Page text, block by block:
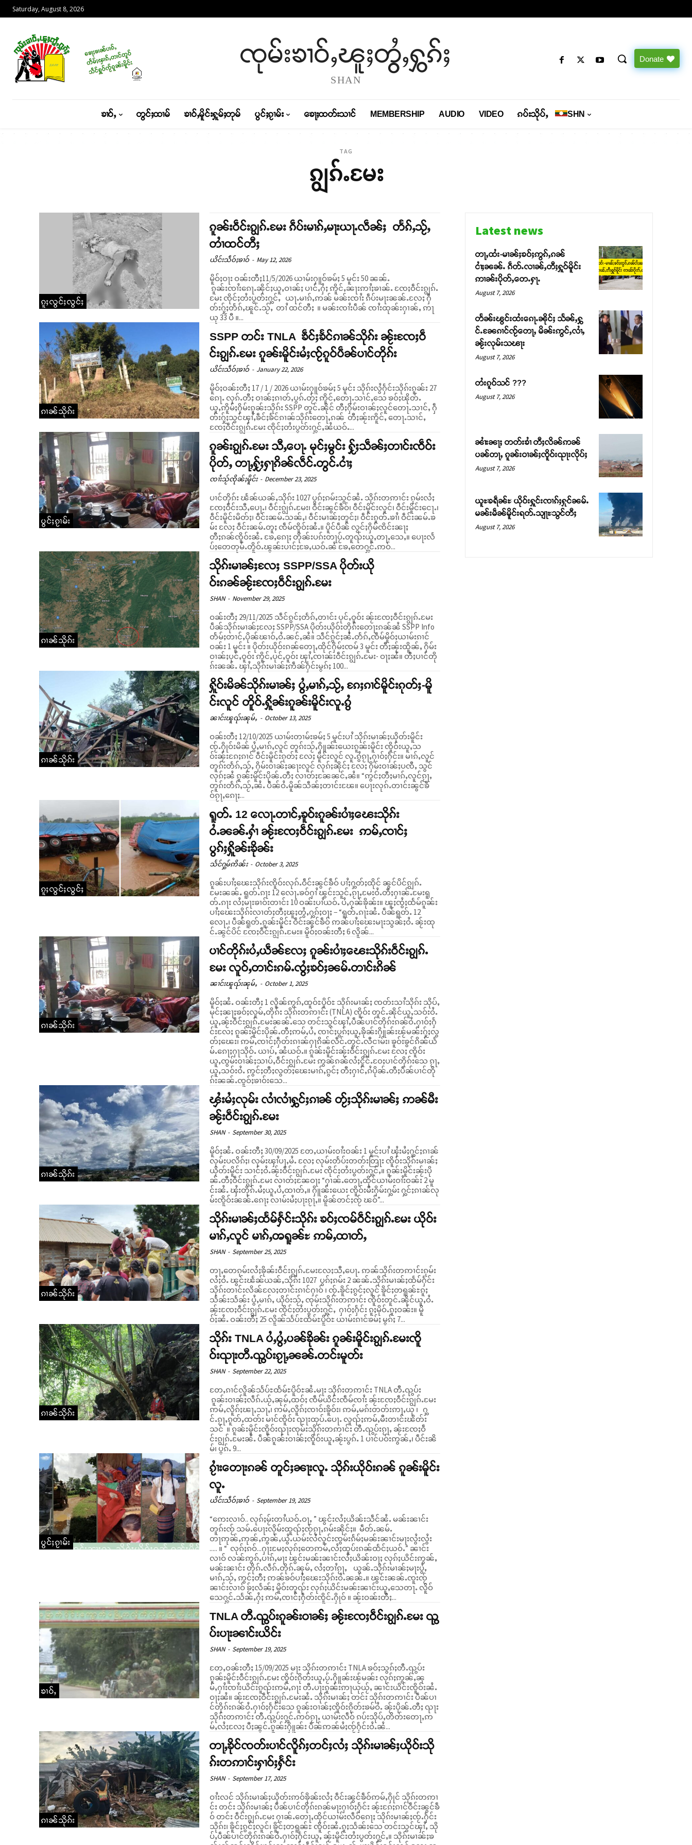
Saturday, August 8, 2026
ၸုမ်းၶၢဝ်ႇၽူႈတွႆႇႁွၵ်ႈ
SHAN
Donate
ၶၢဝ်ႇ တွင်ႈထၢမ် ၶၢဝ်ႇမိူင်းႁူမ်ႈတုမ် ပွင်ႈၵႂၢမ်း ၶေႃႈထတ်းသၢင် MEMBERSHIP AUDIO VIDEO ၵပ်းသိုပ်ႇ SHN
TAG
ၵျွၵ်ႉမႄး
ၵူႈလွင်ႈလွင်ႈ
ၵူၼ်းဝဵင်းၵျွၵ်ႉမႄး ၵဵပ်းမၢၵ်ႇမႃးယႃႉလဵၼ်ႈ တႅၵ်ႇသႂ်ႇ
တၢႆထင်တီႈ
ယိင်းသဵဝ်ႈၶၢဝ် - May 12, 2026
မိူဝ်ႈဝႃး ဝၼ်းတီႈ11/5/2026 ယၢမ်းႁူဝ်ၶမ်ႈ 5 မူင်း 50 ၼၼ်ႉ
ၵူၼ်းၸၢႆးၵေႃႉၼိုင်ႈယူႇဝၢၼ်ႈ ပၢင်ႇႁႆႈ ဢိူင်ႇၼႃးဢၢႆႈၶၢၼ်ႉ ၸႄႈဝဵင်းၵျွၵ်ႉ
မႄး ၸိုင်ႈတႆးပွတ်းႁွင်ႇ ယႃႉမၢၵ်ႇဢၼ် မၼ်းၸၢႆး ၵဵပ်းမႃးၼၼ်ႉလႄႈ ႁဵ
တ်းႁႂ်ႈတႅၵ်ႇၽူင်ႉသႂ်ႇ တၢႆ ထင်တီႈ ။ မၼ်းၸၢႆးပဵၼ် ၸၢႆးထုၼ်းႁၢၼ်ႇ ဢႃ
ယု 33 ပီ ။...
ၵၢၼ်သိုၵ်း
SSPP တင်း TNLA ၶဵင်ႈၶႅင်ၵၢၼ်သိုၵ်း ၼႂ်းၸႄႈဝဵ
င်းၵျွၵ်ႉမႄး ၵူၼ်းမိူင်းမႆႈၸႂ်ၵူဝ်ပဵၼ်ပၢင်တိုၵ်း
ယိင်းသဵဝ်ႈၶၢဝ် - January 22, 2026
မိူဝ်ႈဝၼ်းတီႈ 17 / 1 / 2026 ယၢမ်းႁူဝ်ၶမ်ႈ 5 မူင်း သိုၵ်းလွႆႁႅင်းသိုၵ်းၵူၼ်း 27
ၵေႃႉ လုၵ်ႉတီႈ ဝၢၼ်ႈၵၢတ်ႇပွၵ်ႉတႂ်ႈ ဢိူင်ႇတေႃႉသၢင်ႇသေ ၶဝ်ႈၽိုတ်ႉ
ယူႇဢိူမ်ႈႁိမ်းၵူၼ်းသိုၵ်း SSPP တူင်ႉၼိုင် တီႈႁိမ်းဝၢၼ်ႈလူင်တေႃႉသၢင်ႇ ႁဵ
တ်းႁႂ်ႈသွင်ၾၢႆႇၶဵင်ႈၶႅင်ၵၢၼ်သိုၵ်းတေႃႇၵၼ် တီႈၼႂ်းဢိူင်ႇ တေႃႉသၢင်ႇ
ၸႄႈဝဵင်းၵျွၵ်ႉမႄး ၸိုင်ႈတႆးပွတ်းႁွင်ႇၼႆယဝ်ႉ...
ပွင်ႈၵႂၢမ်း
ၵူၼ်းၵျွၵ်ႉမႄး သီႇပေႃႉ မုင်ႈမွင်း ႁႂ်ႈသဵၼ်ႈတၢင်းၸဵဝ်း
ပိုတ်ႇ တႃႇႁႂ်ႈႁႃၵိၼ်လဵင်ႉတွင်ႉငၢႆႈ
ၸၢႆးသႂ်ၸိုၼ်ႈမိူင်း - December 23, 2025
ပၢင်တိုၵ်း ၽႅၼ်ယၼ်ႇသိုၵ်း 1027 ပွၵ်ႈၵမ်းသွင်ၼႆႉ သိုၵ်းတဢၢင်း ၵုမ်းလႆႈ
ၸႄႈဝဵင်းသီႇပေႃႉ၊ ဝဵင်းၵျွၵ်ႉမႄး၊ ဝဵင်းၼွင်ၶဵဝ်၊ ဝဵင်းမိူင်းလူင်၊ ဝဵင်းမိူင်းငေႃႉ၊
ဝဵင်းမိူင်းမိတ်ႈ၊ ဝဵင်းၼမ်ႉသၼ်ႇ၊ ဝဵင်းမၢၼ်ႈတူင်ႈ၊ ဝဵင်းၵူတ်ႉၶၢႆ၊ ဝဵင်းၼမ်ႉၶ
မ်း လႄႈ ဝဵင်းၼမ်ႉတူႈ ၸဵမ်ၸိူဝ်းၼႆႉ။ ပိူင်ပဵၼ် လွင်ႈႁိမ်ၸိင်းၼႃႈ
တီႈၵၼ်ၸိူဝ်းၼႆႉ ၶႄႇၵေႃႈ တိုၼ်းပၵ်းတႃပႂ်ႉတူၺ်းယူႇတႃႇသေႇ။ ပေႃးလႅ
ပ်ႈတေတုမ်ႉတိူဝ်ႉၽွၼ်းပၢင်ႈၶႄႇယဝ်ႉၼႆ ၶႄႇတေႁွင်ႉဢဝ်...
ၵၢၼ်သိုၵ်း
သိုၵ်းမၢၼ်ႈလႄႈ SSPP/SSA ပိုတ်းယို
ဝ်းၵၼ်ၼႂ်းၸႄႈဝဵင်းၵျွၵ်ႉမႄး
SHAN - November 29, 2025
ဝၼ်းတီႈ 29/11/2025 သဵင်ၵွင်ႈတႅၵ်ႇတၢင်း ပုင်ႇဝူဝ်း ၼႂ်းၸႄႈဝဵင်းၵျွၵ်ႉမႄး
ပဵၼ်သိုၵ်းမၢၼ်ႈလႄႈ SSPP/SSA ပိုတ်းယိုဝ်းတိုၵ်းတေႃးၵၼ်ၼႆ SSPP Info
တႅမ်ႈတၢင်ႇပိုၼ်ၽၢဝ်ႇဝႆႉၼင်ႇၼႆ။ သဵင်ၵွင်ႈၼႆႉတႅၵ်ႇၸဵမ်မိူဝ်ႈယၢမ်းၵၢင်
ဝၼ်း 1 မူင်း ။ ပိုတ်းယိုဝ်းၵၼ်တေႃႇထိုင်ႁိမ်းၸမ် 3 မူင်း တီႈၼႂ်းထိူၼ်ႇ ႁိမ်း
ဝၢၼ်ႈပုင်ႇဝူဝ်း ဢိူင်ႇပုင်ႇဝူဝ်း ၾၢႆႇၸၢၼ်းဝဵင်းၵျွၵ်ႉမႄး- ဝႃႈၼႆ။ တီႈပၢင်တို
ၵ်းၼၼ်ႉ ၾၢႆႇသိုၵ်းမၢၼ်ႈဢဵၼ်ႁႅင်းမွၵ်ႈ 100...
ၵၢၼ်သိုၵ်း
ႁိူဝ်းမိၼ်သိုၵ်းမၢၼ်ႈ ပွႆႇမၢၵ်ႇသႂ်ႇ ၵႄႈၵၢင်မိူင်းၵုတ်ႈ-မိူ
င်းလူင် တိူဝ်ႉႁိူၼ်းၵူၼ်းမိူင်းလူႉၵွႆ
ၼၢင်းၽူၺ်းၼုမ်ႇ - October 13, 2025
ဝၼ်းတီႈ 12/10/2025 ယၢမ်းတၢမ်းၶမ်ႈ 5 မူင်းပၢႆ သိုၵ်းမၢၼ်ႈယိုတ်းမိူင်း
ၸႂ်ႉႁိုဝ်းမိၼ် ပွႆႇမၢၵ်ႇလူင် တူၵ်းသႂ်ႇႁိူၼ်းယေးၵူၼ်းမိူင်း ၸိူဝ်းယူႇသ
ဝ်းၼႂ်းၵႄႈၵၢင် ဝဵင်းမိူင်းၵုတ်ႈ လႄႈ မိူင်းလူင် လူႉၵွႆၵႂႃႇႁၢဝ်ႈႁႅင်း။ မၢၵ်ႇလူင်
တူၵ်းတႅၵ်ႇသႂ်ႇ ႁိမ်းဝၢၼ်ႈၼႃးလူင် လုၵ်ႈၼိုင်ႈ လႄႈ ႁိမ်းဝၢၼ်ႈပၸီႇ သွင်
လုၵ်ႈၼႆ ၵူၼ်းမိူင်းပိုၼ်ႉတီႈ လၢတ်ႈၼႄၼင်ႇၼႆ။ “ဢွင်ႈတီႈမၢၵ်ႇလူင်ၵႂႃႇ
တူၵ်းတႅၵ်ႇသႂ်ႇၼႆႉ ပဵၼ်ဝႆႉမိူၼ်သဵၼ်ႈတၢင်းၽႄ။ ပေႃးလုၵ်ႉတၢင်းၼွင်ၶဵ
ဝ်ၵႂႃႇၵေႃႈ...
ၵူႈလွင်ႈလွင်ႈ
ရူတ်ႉ 12 လေႃႉတၢင်ႇၶူဝ်းၵူၼ်းပၢႆႈၽေးသိုၵ်း
ဝႆႉၼၼ်ႉႁၢႆ ၼႂ်းၸႄႈဝဵင်းၵျွၵ်ႉမႄး ဢမ်ႇၸၢင်ႈ
ပွၵ်ႈႁိူၼ်းၶိုၼ်း
သႅင်ႁွမ်ဢိၼ်း - October 3, 2025
ၵူၼ်းပၢႆႈၽေးသိုၵ်းၸိူဝ်းလုၵ်ႉဝဵင်းၼွင်ၶဵဝ် ပၢႆႈႁွတ်ႈထိုင် ၼွင်ပိင်ၵျွၵ်ႉ
မႄးၼၼ်ႉ ရူတ်ႉၵႃး 12 လေႃႉၶဝ်ႁၢႆ ၽွင်းသူင်ႇၵႂႃႇမႄးဝႆႉတီႈႁၢၼ်ႉမႄးရူ
တ်ႉၵႃး လႆႈမႃးၶၢဝ်းတၢင်း 10 ဝၼ်းပၢႆယဝ်ႉ ပႆႇႁၼ်ၶိုၼ်း။ ၽူႈၸွႆႈထႅမ်ၵူၼ်း
ပၢႆႈၽေးသိုၵ်းလၢတ်ႈတီႈၽူႈတွႆႇႁွၵ်ႈဝႃႈ − “ရူတ်ႉၵႃးၼႆႉ ပဵၼ်ရူတ်ႉ 12
လေႃႉ၊ ပဵၼ်ရူတ်ႉၵူၼ်းမိူင်း ဝဵင်းၼွင်ၶဵဝ် ဢၼ်ပၢႆႈၽေးမႃးသွၼ်ႈဝႆႉ ၼႂ်းထု
င်ႉၼွင်ပိင် ၸႄႈဝဵင်းၵျွၵ်ႉမႄး။ မိူဝ်ႈဝၼ်းတီႈ 6 လိူၼ်...
ၵၢၼ်သိုၵ်း
ပၢင်တိုၵ်းပႆႇယဵၼ်လႄႈ ၵူၼ်းပၢႆႈၽေးသိုၵ်းဝဵင်းၵျွၵ်ႉ
မႄး လူဝ်ႇတၢင်းၵမ်ႉၸွႆႈၶဝ်ႈၼမ်ႉတၢင်းၵိၼ်
ၼၢင်းၽူၺ်းၼုမ်ႇ - October 1, 2025
မိူဝ်ႈၼႆႉ ဝၼ်းတီႈ 1 လိူၼ်ဢွၵ်ႇထူဝ်ႊပိူဝ်ႊ သိုၵ်းမၢၼ်ႈ ၸတ်းသၢႆသိုၵ်း သိုပ်ႇ
မုင်ႈၼႃႈၶဝ်ႈလူမ်ႇတိုၵ်း သိုၵ်းတဢၢင်း (TNLA) ၸိူဝ်း တူင်ႉၼိုင်ယူႇသဝ်းဝႆႉ
ယူႇၼႂ်းဝဵင်းၵျွၵ်ႉမႄးၼၼ်ႉသေ တင်းသွင်ၾၢႆႇပဵၼ်ပၢင်တိုၵ်းၵၼ်ဝႆႉႁၢဝ်ႈႁႅ
င်းလႄႈ ၵူၼ်းမိူင်းပိုၼ်ႉတီႈဢမ်ႇပႆႇ ၸၢင်ႈပွၵ်ႈယူႇၶိုၼ်းႁိူၼ်းၽႂ်မၼ်းႁႂ်ႈလွ
တ်ႈၽေး၊ ဢမ်ႇၸၢင်ႈႁဵတ်းၵၢၼ်ႁႃၵိၼ်လဵင်ႉတွင်ႉလီငၢမ်း၊ ၶူဝ်းၶွင်ၵိၼ်ယႅ
မ်ႉၵေႃႈႁႃသိုဝ်ႉ ယၢပ်ႇ ၼႆယဝ်ႉ။ ၵူၼ်းမိူင်းၼႂ်းဝဵင်းၵျွၵ်ႉမႄး လႄႈ ၸိူဝ်း
ယူႇၸွမ်းဝၢၼ်ႈသၢပ်ႇဝဵင်းၵျွၵ်ႉမႄး ဢွၼ်ၵၼ်လႆႈငိူင်ႉဝႄႈပၢင်တိုၵ်းသေ ၵႂႃႇ
ယူႇသဝ်းဝႆႉ ဢွင်ႈတီႈလွတ်ႈၽေးမၢၵ်ႇၵွင်ႈ တီႈႁၢင်ႇၵႆပိုၼ်ႉတီႈပဵၼ်ပၢင်တို
ၵ်းၼၼ်ႉၸူဝ်ႈၶၢဝ်းသေ...
ၵၢၼ်သိုၵ်း
ၾႆးမႆႈလုမ်း လၢႆလၢႆႁွင်ႈၵၢၼ် တႂ်ႈသိုၵ်းမၢၼ်ႈ ဢၼ်မီး
ၼႂ်းဝဵင်းၵျွၵ်ႉမႄး
SHAN - September 30, 2025
မိူဝ်ႈၼႆႉ ဝၼ်းတီႈ 30/09/2025 တႄႇယၢမ်းဝၢႆးဝၼ်း 1 မူင်းပၢႆ ၾႆးမႆႈႁွင်ႈၵၢၼ်
လုမ်းပလိၵ်ႈ၊ လုမ်းၾၢႆပႃႇမႆႉ လႄႈ လုမ်းတႅပ်းတတ်းတြႃး ၸိူဝ်းသိုၵ်းမၢၼ်ႈ
ယိုတ်းမိူင်း သၢင်ႈဝႆႉၼႂ်းဝဵင်းၵျွၵ်ႉမႄး ၸိုင်ႈတႆးပွတ်းႁွင်ႇ။ ၵူၼ်းမိူင်းၼႂ်းပို
ၼ်ႉတီႈဝဵင်းၵျွၵ်ႉမႄး လၢတ်ႈၼႄဝႃႈ “ႁၢၼ်ႉတေႃႇထိုင်ယၢမ်းဝၢႆးဝၼ်း 2 မူ
င်းၼႆႉ ၾႆးတိုၵ်ႉမႆႈယူႇပႆႇထၢတ်ႇ။ ႁိူၼ်းယေး ၸိူဝ်းမီးႁိမ်းႁွမ်း ႁွင်ႈၵၢၼ်လု
မ်းၸိူဝ်းၼၼ်ႉၵေႃႈ လၢမ်းမႆႈပႃးၵႂႃႇ။ မိူၼ်တင်ႈၸႂ် ၽဝ်”...
ၵၢၼ်သိုၵ်း
သိုၵ်းမၢၼ်ႈထႅမ်ႁႅင်းသိုၵ်း ၶဝ်ႈၸမ်ဝဵင်းၵျွၵ်ႉမႄး ယိုဝ်း
မၢၵ်ႇလူင် မၢၵ်ႇၻရူၼ်ႊ ဢမ်ႇထၢတ်ႇ
SHAN - September 25, 2025
တႃႇတေၵုမ်းလႆႈၶိုၼ်းဝဵင်းၵျွၵ်ႉမႄးလႄႈသီႇပေႃႉ ဢၼ်သိုၵ်းတဢၢင်းၵုမ်း
လႆႈဝႆႉ ၽွင်းၽႅၼ်ယၼ်ႇသိုၵ်း 1027 ပွၵ်ႈၵမ်း 2 ၼၼ်ႉသိုၵ်းမၢၼ်ႈထႅမ်ႁႅင်း
သိုၵ်းတၢင်းလိၼ်လႄႈတၢင်းၵၢင်ႁၢဝ် ၊ ၸႂ်ႉၶိူင်ႈၵွင်ႈလူင် ၶိူင်ႈတရူၼ်ႊၵူႈ
သႅၼ်းသႅၼ်း ပွႆႇမၢၵ်ႇ ယိုဝ်းသႂ်ႇ ၸုမ်းသိုၵ်းတဢၢင်း ၸိူဝ်းတူင်ႉၼိုင်ယူႇဝႆႉ
ၼႂ်းၸႄႈဝဵင်းၵျွၵ်ႉမႄး ၸိုင်ႈတႆးပွတ်းႁွင်ႇ ႁၢဝ်ႈႁႅင်း ၵူႈမိုဝ်ႉၵူႈဝၼ်း။ မိူ
ဝ်ႈၼႆႉ ဝၼ်းတီႈ 25 လိူၼ်သႅပ်ႊထႅမ်ႊပိူဝ်ႊ ယၢမ်းၵၢင်ၶမ်ႈ မွၵ်ႈ 7...
ၵၢၼ်သိုၵ်း
သိုၵ်း TNLA ပႆႇပွႆႇပၼ်ၶိုၼ်း ၵူၼ်းမိူင်းၵျွၵ်ႉမႄးၸိူ
ဝ်းၺႃးတီႉၺွပ်းၵႂႃႇၼၼ်ႉတင်းမူတ်း
SHAN - September 22, 2025
တႄႇၵၢင်လိူၼ်သႅပ်ႊထႅမ်ႊပိူဝ်ႊၼႆႉမႃး သိုၵ်းတဢၢင်း TNLA တီႉၺွပ်း
ၵူၼ်းဝၢၼ်ႈလဵၵ်ႉယႂ်ႇၼုမ်ႇထဝ်ႈ ၸဵမ်ယိင်းၸဵမ်ၸၢႆး ၼႂ်းၸႄႈဝဵင်းၵျွၵ်ႉမႄး
ဢမ်ႇလိူၵ်ႈၽႃႇသႃႇ၊ ဢမ်ႇလိူၵ်ႈၸၢဝ်းၶိူဝ်း၊ ဢမ်ႇမၵ်းတတ်းဢႃႇယု ၊ ႁွ
င်ႉၵႂႃႇၵူတ်ႇထတ်း မၢင်ၸိူဝ်း ၺႃးထုပ်ႉပေႃႉ လူၺ်ႈဢမ်ႇမီးတၢင်းၽိတ်း
သင် ။ ၵူၼ်းမိူင်းၸိူဝ်းၺႃးၸုမ်းသိုၵ်းတဢၢင်း တီႉၺွပ်းၵႂႃႇ ၼႂ်းၸႄႈဝဵ
င်းၵျွၵ်ႉမႄးၼႆႉ ပဵၼ်ၵူၼ်းဝၢၼ်ႈၸိူဝ်းယူႇၼႂ်းပွၵ်ႉ 1 ပၢင်ပဝ်းဢွၼ်ႇ၊ ပဵင်းၼိ
မ်၊ ပွၵ်ႉ 9...
ပွင်ႈၵႂၢမ်း
ၵႂၢႆးတေႃးၵၼ် တူင်ႈၼႃးလူႉ သိုၵ်းယိုဝ်းၵၼ် ၵူၼ်းမိူင်း
လူႉ
ယိင်းသဵဝ်ႈၶၢဝ် - September 19, 2025
“ဢေးလၢဝ်.. လုၵ်ႈမႂ်းတၢႆယဝ်ႉဝႃႇ ” ၽွင်းလႆႈယိၼ်းသဵင်ၼႆႉ မၼ်းၼၢင်း
တူၵ်းၸႂ် သမ်ႉပေႃးလိုမ်းထူၺ်ႈၸႂ်ၵႂႃႇၵမ်းၼိုင်ႈ။ မဵတ်ႉၼမ်ႉ
တႃဢုၼ်ႇဢုၼ်ႇဢွၼ်ႇယွႆႉယမ်းလႆလူင်းၸွမ်းၵႅမ်ႈမၼ်းၼၢင်းမႃးလွႆးလွႆး
..... ။ “ လုၵ်ႈၵဝ်...ႁႃးမႄႈလုၵ်ႈတေဢမ်ႇလႆႈထူပ်းၵၼ်ထႅင်ႈယဝ်ႉ” ၼၢင်း
လၢဝ် လၼ်ဢွၵ်ႇပၢၵ်ႇမႃး ၽွင်းမၼ်းၼၢင်းလႆႈယိၼ်းဝႃႈ လုၵ်ႈယိင်းဢွၼ်ႇ
မၼ်းၼၢင်း တိုၵ်ႉလဵၵ်ႉတိုၵ်ႉၼုမ်ႇ လႆႈတၢႆၵႂႃႇ ယွၼ်ႉသိုၵ်းမၢၼ်ႈမႃးပွႆႇ
မၢၵ်ႇသႂ်ႇ ဢွင်ႈတီႈ ဢၼ်ၶဝ်ပၢႆႈၽေးသိုၵ်းဝႆႉၼၼ်ႉ။ ၽွင်းၼၼ်ႉၸူးၸႂ်
ၼၢင်းလၢဝ် ၶႂ်ႈလႅၼ်ႈ မိူဝ်းတူၺ်း လုၵ်ႈယိင်းမၼ်းၼၢင်းယူႇသေတႃႉ လိူဝ်
သေႁွင်ႉသႅၼ်ႇႁႆႈ ဢမ်ႇၸၢင်ႈႁဵတ်းၸိူင်ႉႁိုဝ် ။ ၼႂ်းဝၼ်းတီႈ...
ၶၢဝ်ႇ
TNLA တီႉၺွပ်းၵူၼ်းဝၢၼ်ႈ ၼႂ်းၸႄႈဝဵင်းၵျွၵ်ႉမႄး ၺွ
ပ်းပႃးၼၢင်းယိင်း
SHAN - September 19, 2025
တႄႇဝၼ်းတီႈ 15/09/2025 မႃး သိုၵ်းတဢၢင်း TNLA ၶဝ်ႈသွၵ်ႈတီႉၺွပ်း
ၵူၼ်းမိူင်းဝဵင်းၵျွၵ်ႉမႄး ၸိူဝ်းၵိုတ်းယူႇပႂ်ႉႁိူၼ်းၽႂ်မၼ်း လုၵ်ႈဢွၼ်ႇၼု
မ်ႇႁၢႆးၸၢႆးယိင်းၵူၺ်းဢမ်ႇၵႃး တီႉပႃးၵူၼ်းဢႃယုယႂ်ႇ ၼၢင်းယိင်းၸိူဝ်းၼႆႉ
ဝႃႈၼႆ။ ၼႂ်းၸႄႈဝဵင်းၵျွၵ်ႉမႄးၼႆႉ သိုၵ်းမၢၼ်ႈ တင်း သိုၵ်းတဢၢင်း ပဵၼ်ပၢ
င်တိုၵ်းၵၼ်ဝႆႉႁၢဝ်ႈႁႅင်းသေ ၵူၼ်းဝၢၼ်ႈၸိူဝ်းၵိုတ်းၶမ်ဝႆႉ ၼႂ်းပိုၼ်ႉတီႈ ၺႃး
သိုၵ်းတဢၢင်း တီႉၺွပ်းႁွင်ႉဢဝ်ၵႂႃႇ ယၢမ်းလဵဝ် ၵပ်းသိုပ်ႇတိတ်းတေႃႇဢ
မ်ႇလႆႈလႄႈ ပီႈၼွင်ႉၵူၼ်းႁိူၼ်း ပဵၼ်ဢၼ်မႆႈၸႂ်ႁႅင်းဝႆႉၼႆ...
ၵၢၼ်သိုၵ်း
တႃႇၶိုင်ၸတ်းပၢင်လိူၵ်ႈတင်ႈလႆႈ သိုၵ်းမၢၼ်ႈယိုဝ်းသို
ၵ်းတဢၢင်းႁၢဝ်ႈႁႅင်း
SHAN - September 17, 2025
ဝၢႆးလင် သိုၵ်းမၢၼ်ႈယိုတ်းဢဝ်ၶိုၼ်းလႆႈ ဝဵင်းၼွင်ၶဵဝ်ဢမ်ႇႁိုင် သိုၵ်းတဢၢ
င်း တင်း သိုၵ်းမၢၼ်ႈ ပဵၼ်ပၢင်တိုၵ်းၵၼ်မႃးႁၢဝ်ႈႁႅင်း ၼႂ်းၵႄႈၵၢင်ဝဵင်းၼွင်ၶဵ
ဝ် တင်း ဝဵင်းၵျွၵ်ႉမႄး ႁၢၼ်ႉတေႃႇထိုင်ယၢမ်းလဵဝ်ၵေႃႈ သိုၵ်းမၢၼ်ႈၸႂ်ႉႁႅင်း
သိုၵ်း၊ ၶိူင်ႈၵွင်ႈလူင်၊ ၶိူင်ႈတရူၼ်ႊ ၸိူဝ်းၼႆႉၵူႈသႅၼ်းသေ တင်းသွင်ၾၢႆႇ သို
ပ်ႇပဵၼ်ပၢင်တိုၵ်းၵၼ်ဝႆႉႁၢဝ်ႈႁႅင်းယူႇ ၼႂ်းမိူင်းတႆးပွတ်းႁွင်ႇ။ သိုၵ်းမၢၼ်ႈၶ
Latest news
တႃႇထႆး-မၢၼ်ႈၶဝ်ႈဢွၵ်ႇၵၼ်
ငၢႆႈၼၼ်ႉ ၵဵတ်ႉလၢၼ်ႇတီႈႁူဝ်မိူင်း
ဢၢၼ်းပိုတ်ႇတေႉႁႃႉ
August 7, 2026
တႅၼ်းၽွင်းထႆးၵေႃႉၼိုင်ႈ သႅၼ်ႇႁွ
င်ႉၼႄၵၢင်ၸႂ်တေႃႇ မိၼ်းဢွင်ႇလၢႆႇ
ၼႂ်းလုမ်းသၽႃး
August 7, 2026
တႆးၵူဝ်သင် ???
August 7, 2026
ၼၢႆးၼႃႈ တတ်းၶၢႆ တီႈလိၼ်ဢၼ်
ပၼ်တႃႇ ၵူၼ်းဝၢၼ်ႈၸိူဝ်းၺႃးလိုပ်ႈ
August 7, 2026
ယူႊၶရဵၼ်ႊ ယိုဝ်းႁူင်းၸၢၵ်ႈႁုင်ၼမ်ႉ
မၼ်းမဵၼ်မိူင်းရတ်ႉသျႃႊသွင်တီႈ
August 7, 2026